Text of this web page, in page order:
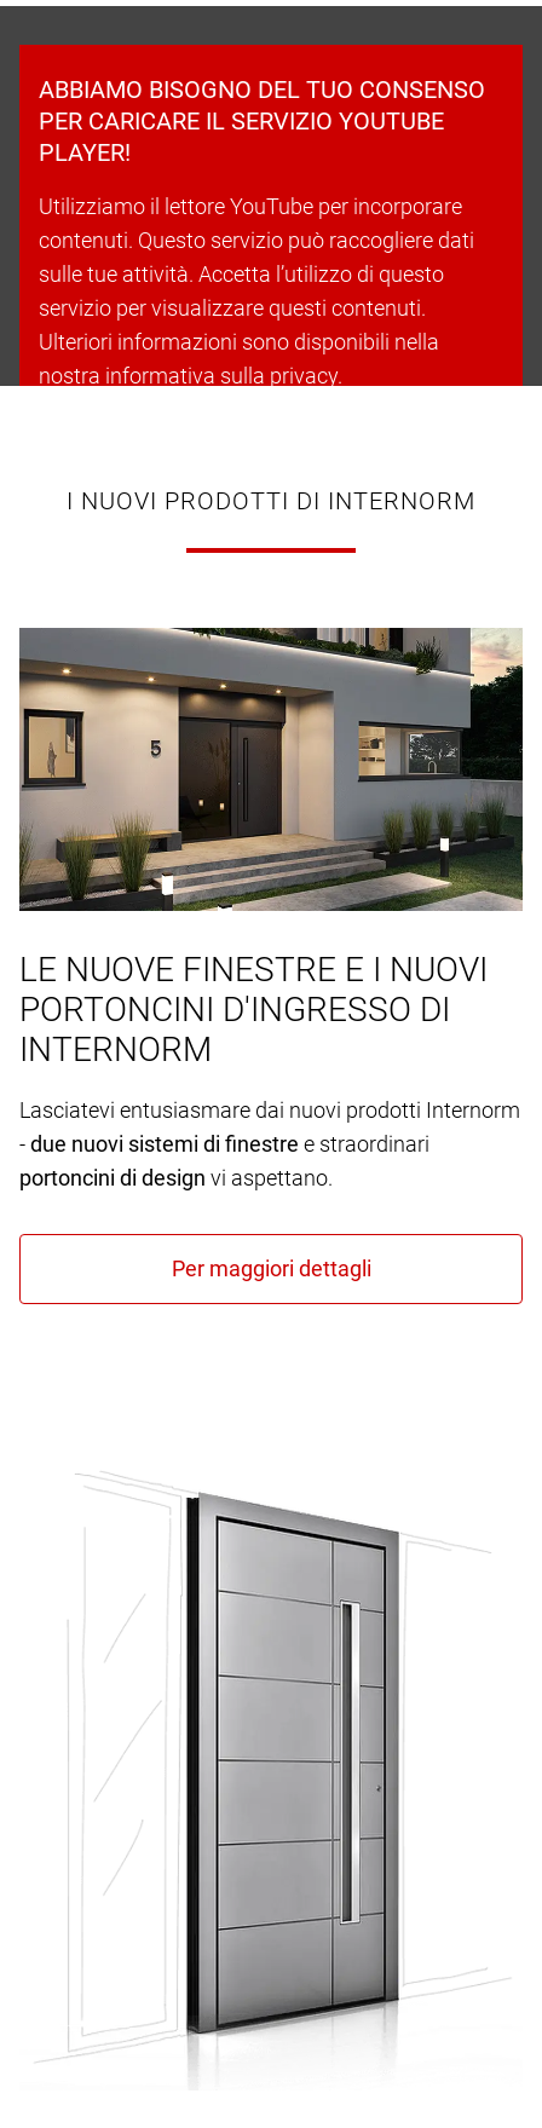
ABBIAMO BISOGNO DEL TUO CONSENSO
PER CARICARE IL SERVIZIO YOUTUBE
PLAYER!
Utilizziamo il lettore YouTube per incorporare
contenuti. Questo servizio può raccogliere dati
sulle tue attività. Accetta l’utilizzo di questo
servizio per visualizzare questi contenuti.
Ulteriori informazioni sono disponibili nella
nostra informativa sulla privacy.
I NUOVI PRODOTTI DI INTERNORM
LE NUOVE FINESTRE E I NUOVI
PORTONCINI D'INGRESSO DI
INTERNORM
Lasciatevi entusiasmare dai nuovi prodotti Internorm
-due nuovi sistemi di finestre e straordinari
portoncini di design vi aspettano.